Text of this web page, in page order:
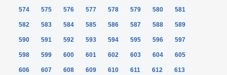
574 575 576 577 578 579 580 581
582 583 584 585 586 587 588 589
590 591 592 593 594 595 596 597
598 599 600 601 602 603 604 605
606 607 608 609 610 611 612 613